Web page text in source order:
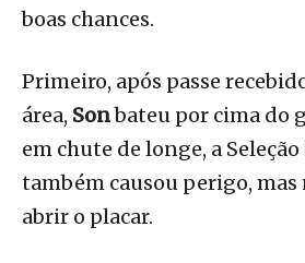
boas chances.
Primeiro, após passe
área, Sonbateu por cima do
em chute de longe, a
também causou perigo,
abrir o placar.